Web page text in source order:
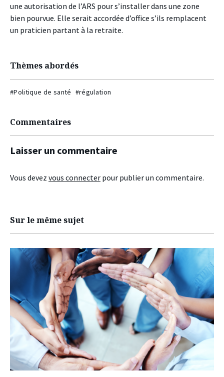
une autorisation de l’ARS pour s’installer dans une zone
bien pourvue. Elle serait accordée d’office s’ils remplacent
un praticien partant à la retraite.
Thèmes abordés
#Politique de santé #régulation
Commentaires
Laisser un commentaire
Vous devez vous connecter pour publier un commentaire.
Sur le même sujet